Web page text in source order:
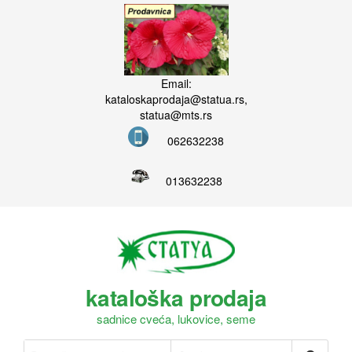
Email:
kataloskaprodaja@statua.rs,
statua@mts.rs
062632238
013632238
kataloška prodaja
sadnice cveća, lukovice, seme